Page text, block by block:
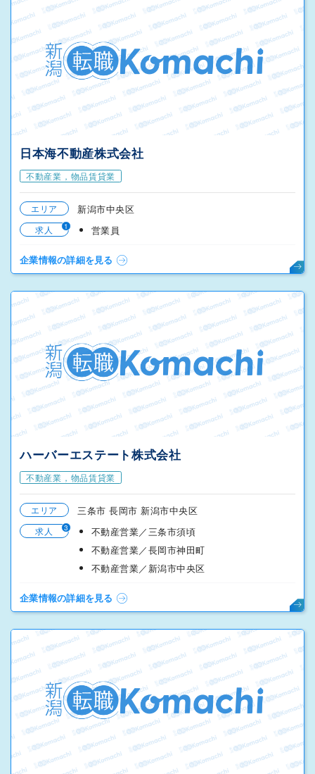
日本海不動産株式会社
不動産業，物品賃貸業
エリア 新潟市中央区
求人 1 営業員
企業情報の詳細を見る
ハーバーエステート株式会社
不動産業，物品賃貸業
エリア 三条市 長岡市 新潟市中央区
求人 3
不動産営業／三条市須頃
不動産営業／長岡市神田町
不動産営業／新潟市中央区
企業情報の詳細を見る